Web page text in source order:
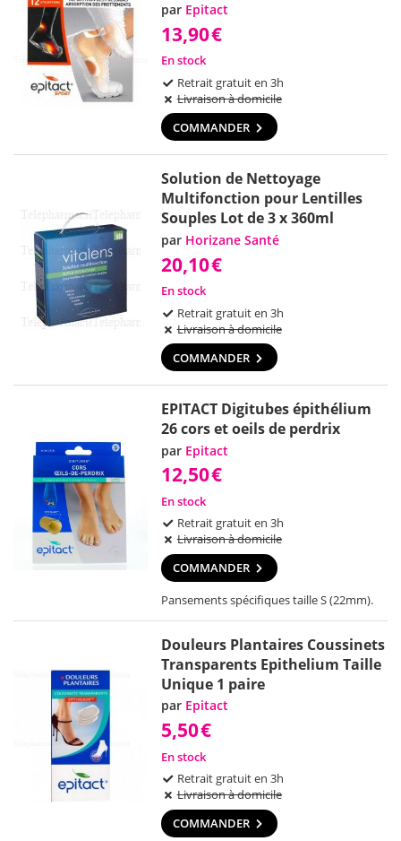
par Epitact
13,90€
En stock
Retrait gratuit en 3h
Livraison à domicile
COMMANDER
Solution de Nettoyage
Multifonction pour Lentilles
Souples Lot de 3 x 360ml
par Horizane Santé
20,10€
En stock
Retrait gratuit en 3h
Livraison à domicile
COMMANDER
EPITACT Digitubes épithélium
26 cors et oeils de perdrix
par Epitact
12,50€
En stock
Retrait gratuit en 3h
Livraison à domicile
COMMANDER
Pansements spécifiques taille S (22mm).
Douleurs Plantaires Coussinets
Transparents Epithelium Taille
Unique 1 paire
par Epitact
5,50€
En stock
Retrait gratuit en 3h
Livraison à domicile
COMMANDER